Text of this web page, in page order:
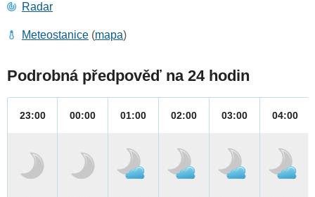
Radar
Meteostanice (mapa)
Podrobná předpověď na 24 hodin
23:00 00:00 01:00 02:00 03:00 04:00